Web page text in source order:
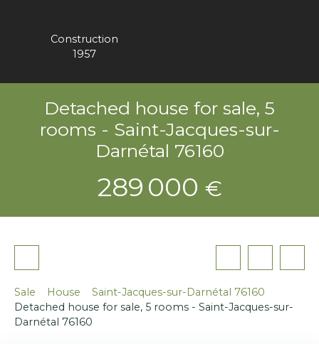
Construction
1957
Detached house for sale, 5
rooms - Saint-Jacques-sur-
Darnétal 76160
289 000 €
Sale House
Saint-Jacques-sur-Darnétal 76160
Detached house for sale, 5 rooms - Saint-Jacques-sur-
Darnétal 76160